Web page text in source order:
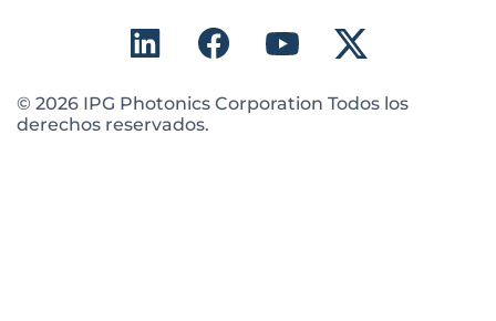
© 2026 IPG Photonics Corporation Todos los
derechos reservados.